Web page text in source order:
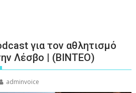
για τον αθλητισμό
Λέσβο | (ΒΙΝΤΕΟ)
adminvoice